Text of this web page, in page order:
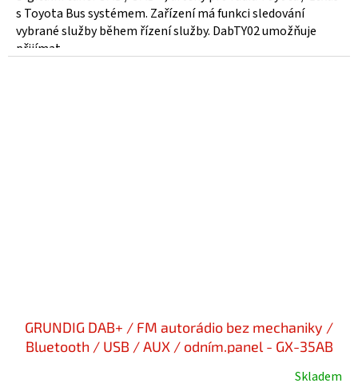
z
5
hvězdiček.
s Toyota Bus systémem. Zařízení má funkci sledování
vybrané služby během řízení služby. DabTY02 umožňuje
přijímat...
GRUNDIG DAB+ / FM autorádio bez mechaniky /
Bluetooth / USB / AUX / odním.panel - GX-35AB
Skladem